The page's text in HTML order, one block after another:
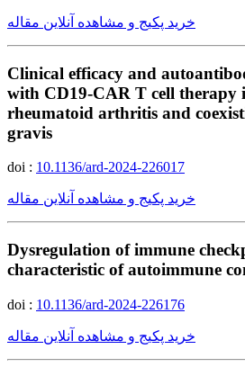
خرید پکیج و مشاهده آنلاین مقاله
Clinical efficacy and
with CD19-CAR T cell therapy
rheumatoid arthritis and
gravis
doi : 10.1136/ard-2024-226017
خرید پکیج و مشاهده آنلاین مقاله
Dysregulation of immune
characteristic of autoimmune
doi : 10.1136/ard-2024-226176
خرید پکیج و مشاهده آنلاین مقاله